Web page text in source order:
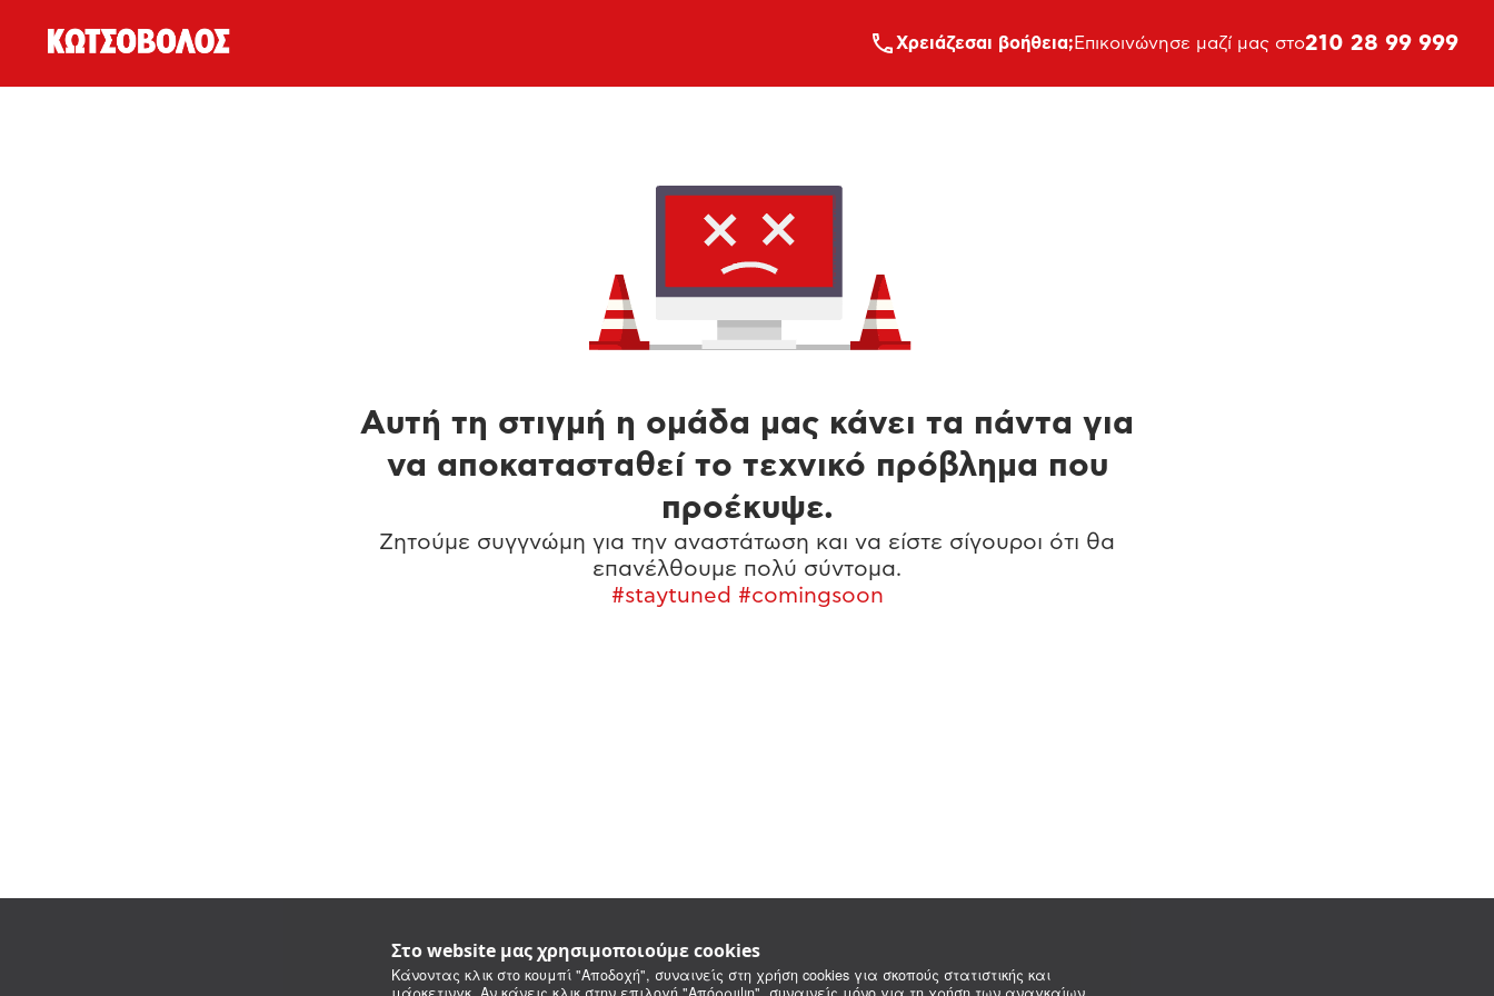
Στο website μας χρησιμοποιούμε cookies
Κάνοντας κλικ στο κουμπί "Αποδοχή", συναινείς στη χρήση cookies για σκοπούς στατιστικής και
Xρειάζεσαι βοήθεια; Επικοινώνησε μαζί μας στο210 28 99 999
Αυτή τη στιγμή η ομάδα μας κάνει τα πάντα για
να αποκατασταθεί το τεχνικό πρόβλημα που
προέκυψε.
Ζητούμε συγγνώμη για την αναστάτωση και να είστε σίγουροι ότι θα
επανέλθουμε πολύ σύντομα.
#staytuned #comingsoon